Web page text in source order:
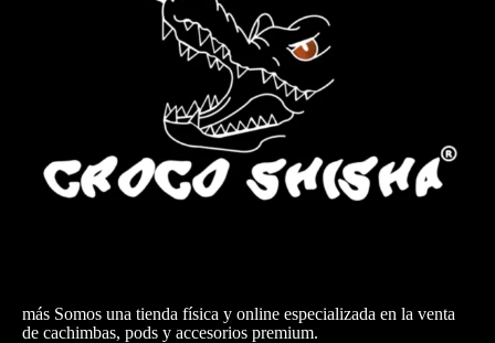
más Somos una tienda física y online especializada en la venta
de cachimbas, pods y accesorios premium.